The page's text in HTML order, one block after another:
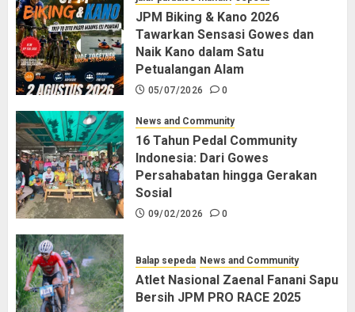
JPM Biking & Kano 2026
Tawarkan Sensasi Gowes dan
Naik Kano dalam Satu
Petualangan Alam
05/07/2026 0
News and Community
16 Tahun Pedal Community
Indonesia: Dari Gowes
Persahabatan hingga Gerakan
Sosial
09/02/2026 0
Balap sepeda News and Community
Atlet Nasional Zaenal Fanani Sapu
Bersih JPM PRO RACE 2025